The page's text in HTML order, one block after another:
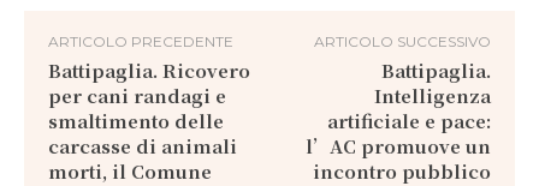
ARTICOLO PRECEDENTE
Battipaglia. Ricovero
per cani randagi e
smaltimento delle
carcasse di animali
morti, il Comune
ARTICOLO SUCCESSIVO
Battipaglia.
Intelligenza
artificiale e pace:
l’AC promuove un
incontro pubblico